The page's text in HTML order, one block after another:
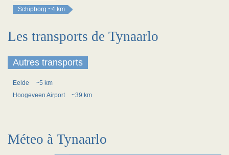
Schipborg ~4 km
Les transports de Tynaarlo
Autres transports
Eelde
~5 km
Hoogeveen Airport
~39 km
Méteo à Tynaarlo